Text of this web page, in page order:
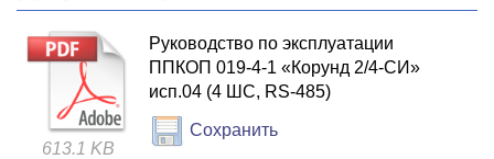
613.1 KB
Руководство по эксплуатации
ППКОП 019-4-1 «Корунд 2/4-СИ»
исп.04 (4 ШС, RS-485)
Сохранить